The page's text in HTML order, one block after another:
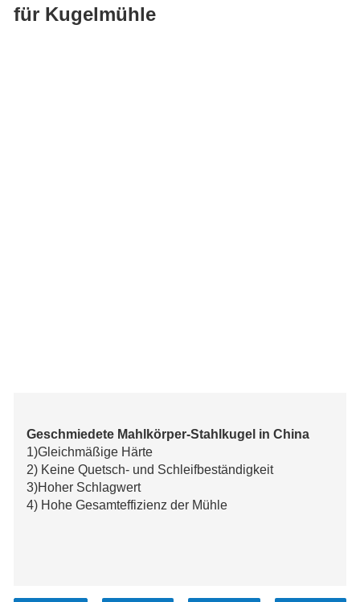
für Kugelmühle
Geschmiedete Mahlkörper-Stahlkugel in China
1)Gleichmäßige Härte
2) Keine Quetsch- und Schleifbeständigkeit
3)Hoher Schlagwert
4) Hohe Gesamteffizienz der Mühle